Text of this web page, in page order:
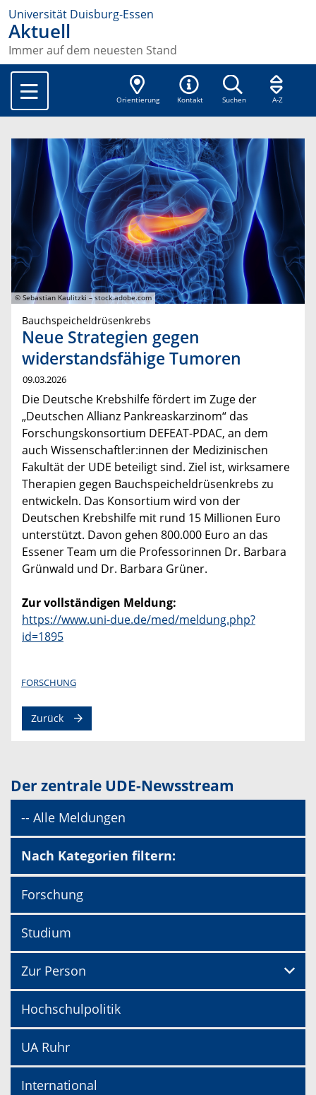
Universität Duisburg-Essen
Aktuell
Immer auf dem neuesten Stand
Orientierung Kontakt Suchen A-Z
© Sebastian Kaulitzki – stock.adobe.com
Bauchspeicheldrüsenkrebs
Neue Strategien gegen
widerstandsfähige Tumoren
09.03.2026
Die Deutsche Krebshilfe fördert im Zuge der
„Deutschen Allianz Pankreaskarzinom“ das
Forschungskonsortium DEFEAT-PDAC, an dem
auch Wissenschaftler:innen der Medizinischen
Fakultät der UDE beteiligt sind. Ziel ist, wirksamere
Therapien gegen Bauchspeicheldrüsenkrebs zu
entwickeln. Das Konsortium wird von der
Deutschen Krebshilfe mit rund 15 Millionen Euro
unterstützt. Davon gehen 800.000 Euro an das
Essener Team um die Professorinnen Dr. Barbara
Grünwald und Dr. Barbara Grüner.
Zur vollständigen Meldung:
https://www.uni-due.de/med/meldung.php?
id=1895
FORSCHUNG
Zurück
Der zentrale UDE-Newsstream
-- Alle Meldungen
Nach Kategorien filtern:
Forschung
Studium
Zur Person
Hochschulpolitik
UA Ruhr
International